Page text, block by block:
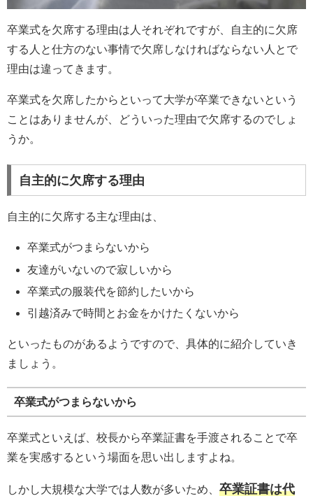
卒業式を欠席する理由は人それぞれですが、自主的に欠席
する人と仕方のない事情で欠席しなければならない人とで
理由は違ってきます。
卒業式を欠席したからといって大学が卒業できないという
ことはありませんが、どういった理由で欠席するのでしょ
うか。
自主的に欠席する理由
自主的に欠席する主な理由は、
卒業式がつまらないから
友達がいないので寂しいから
卒業式の服装代を節約したいから
引越済みで時間とお金をかけたくないから
といったものがあるようですので、具体的に紹介していき
ましょう。
卒業式がつまらないから
卒業式といえば、校長から卒業証書を手渡されることで卒
業を実感するという場面を思い出しますよね。
しかし大規模な大学では人数が多いため、 卒業証書は代